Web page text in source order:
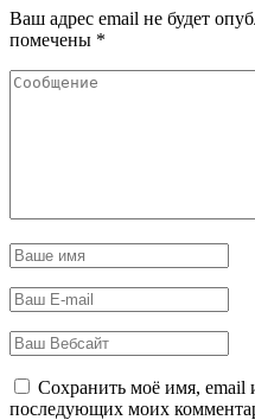
Ваш адрес email не будет
помечены *
Сохранить моё имя, email
последующих моих